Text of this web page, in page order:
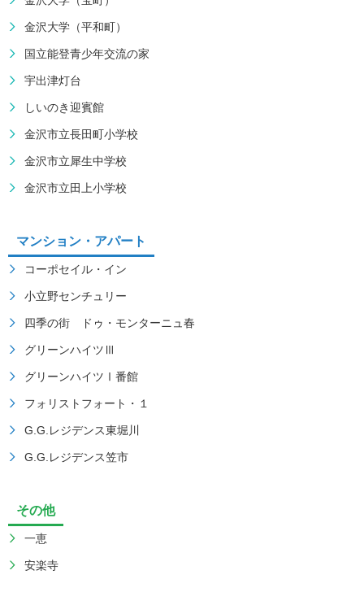
金沢大学（平和町）
国立能登青少年交流の家
宇出津灯台
しいのき迎賓館
金沢市立長田町小学校
金沢市立犀生中学校
金沢市立田上小学校
マンション・アパート
コーポセイル・イン
小立野センチュリー
四季の街 ドゥ・モンターニュ春
グリーンハイツⅢ
グリーンハイツⅠ番館
フォリストフォート・１
G.G.レジデンス東堀川
G.G.レジデンス笠市
その他
一恵
安楽寺